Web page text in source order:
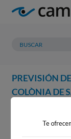
PREVISIÓN
COLÒNIA DE
Te